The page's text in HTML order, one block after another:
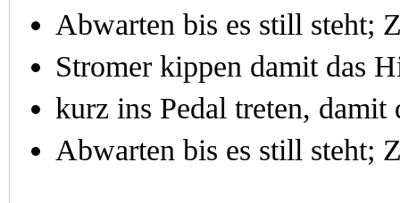
Abwarten bis es still steht;
Stromer kippen damit das
kurz ins Pedal treten, damit
Abwarten bis es still steht;